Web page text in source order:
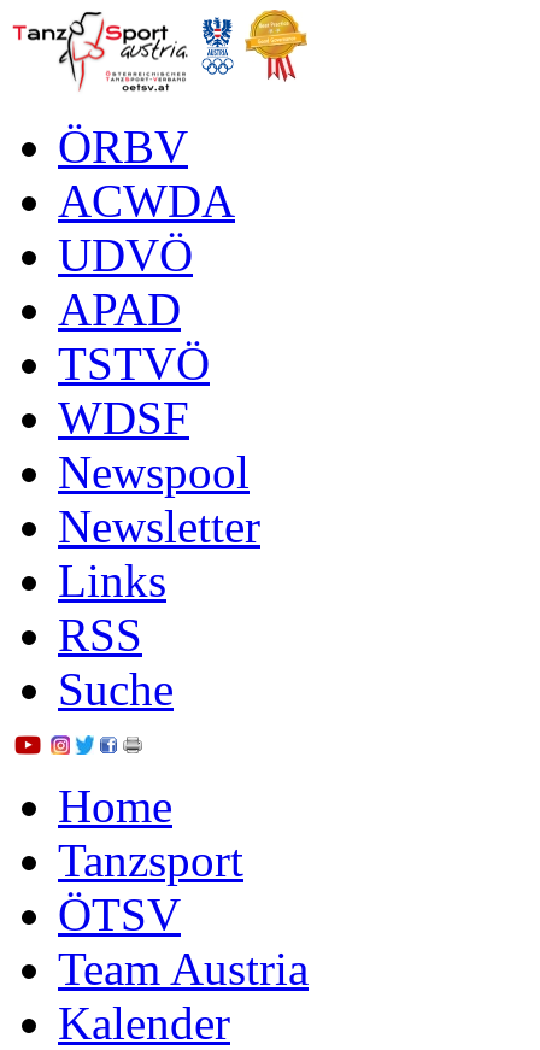
ÖRBV
ACWDA
UDVÖ
APAD
TSTVÖ
WDSF
Newspool
Newsletter
Links
RSS
Suche
Home
Tanzsport
ÖTSV
Team Austria
Kalender